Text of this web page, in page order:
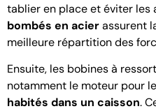
tablier en place et éviter les
bombés en acierassurent
meilleure répartition des
Ensuite, les bobines à
notamment le moteur pour
habités dans un caisson.